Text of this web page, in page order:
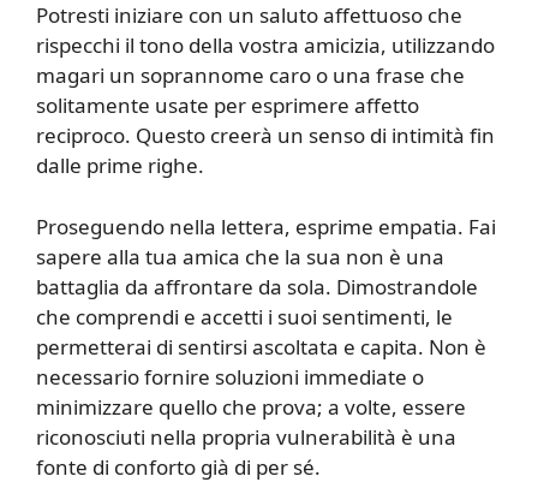
Potresti iniziare con un saluto affettuoso che
rispecchi il tono della vostra amicizia, utilizzando
magari un soprannome caro o una frase che
solitamente usate per esprimere affetto
reciproco. Questo creerà un senso di intimità fin
dalle prime righe.
Proseguendo nella lettera, esprime empatia. Fai
sapere alla tua amica che la sua non è una
battaglia da affrontare da sola. Dimostrandole
che comprendi e accetti i suoi sentimenti, le
permetterai di sentirsi ascoltata e capita. Non è
necessario fornire soluzioni immediate o
minimizzare quello che prova; a volte, essere
riconosciuti nella propria vulnerabilità è una
fonte di conforto già di per sé.